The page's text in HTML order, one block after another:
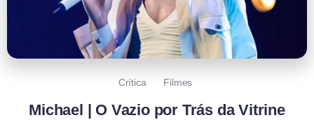
Crítica Filmes
Michael | O Vazio por Trás da Vitrine